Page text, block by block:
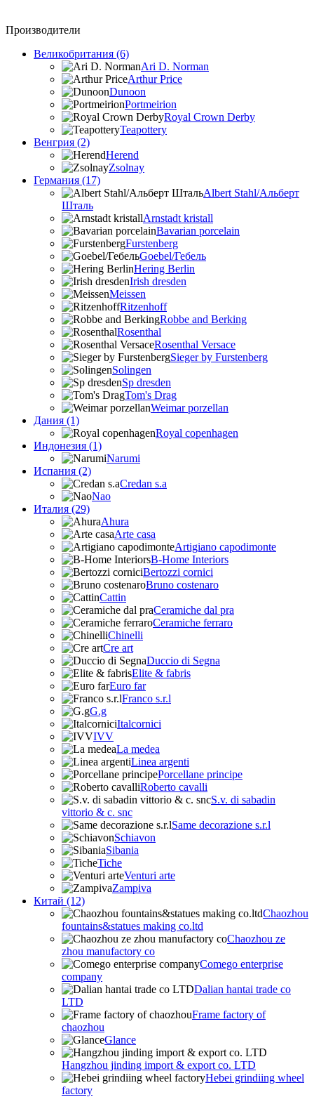
Производители
Великобритания (6)
Ari D. Norman
Arthur Price
Dunoon
Portmeirion
Royal Crown Derby
Teapottery
Венгрия (2)
Herend
Zsolnay
Германия (17)
Albert Stahl/Альбеpт
Шталь
Arnstadt kristall
Bavarian porcelain
Furstenberg
Goebel/Гебель
Hering Berlin
Irish dresden
Meissen
Ritzenhoff
Robbe and Berking
Rosenthal
Rosenthal Versace
Sieger by Furstenberg
Solingen
Sp dresden
Tom's Drag
Weimar porzellan
Дания (1)
Royal copenhagen
Индонезия (1)
Narumi
Испания (2)
Credan s.a
Nao
Италия (29)
Ahura
Arte casa
Artigiano capodimonte
B-Home Interiors
Bertozzi cornici
Bruno costenaro
Cattin
Ceramiche dal pra
Ceramiche ferraro
Chinelli
Cre art
Duccio di Segna
Elite & fabris
Euro far
Franco s.r.l
G.g
Italcornici
IVV
La medea
Linea argenti
Porcellane principe
Roberto cavalli
S.v. di sabadin
vittorio & c. snc
Same decorazione s.r.l
Schiavon
Sibania
Tiche
Venturi arte
Zampiva
Китай (12)
Chaozhou
fountains&statues making co.ltd
Chaozhou ze
zhou manufactory co
Comego enterprise
company
Dalian hantai trade co
LTD
Frame factory of
chaozhou
Glance
Hangzhou jinding import & export co. LTD
Hebei grindiing wheel
factory